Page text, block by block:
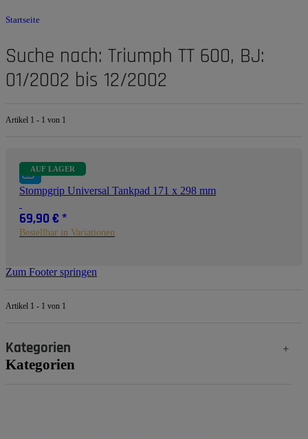
Startseite
Suche nach: Triumph TT 600, BJ:
01/2002 bis 12/2002
Artikel 1 - 1 von 1
AUF LAGER
Stompgrip Universal Tankpad 171 x 298 mm
69,90 € *
Bestellbar in Variationen
Zum Footer springen
Artikel 1 - 1 von 1
Kategorien
Kategorien